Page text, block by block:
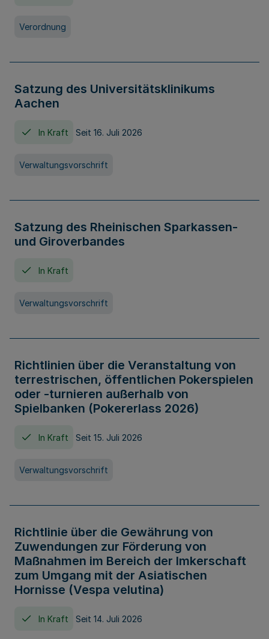
Verordnung
Satzung des Universitätsklinikums
Aachen
In Kraft Seit 16. Juli 2026
Verwaltungsvorschrift
Satzung des Rheinischen Sparkassen-
und Giroverbandes
In Kraft
Verwaltungsvorschrift
Richtlinien über die Veranstaltung von
terrestrischen, öffentlichen Pokerspielen
oder -turnieren außerhalb von
Spielbanken (Pokererlass 2026)
In Kraft Seit 15. Juli 2026
Verwaltungsvorschrift
Richtlinie über die Gewährung von
Zuwendungen zur Förderung von
Maßnahmen im Bereich der Imkerschaft
zum Umgang mit der Asiatischen
Hornisse (Vespa velutina)
In Kraft Seit 14. Juli 2026